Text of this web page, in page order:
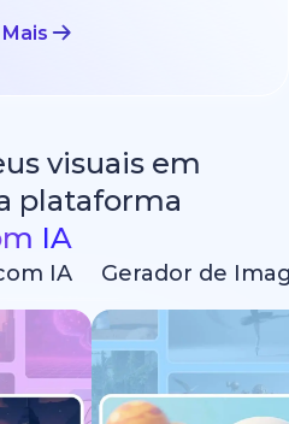
visuais em
plataforma
IA
IA